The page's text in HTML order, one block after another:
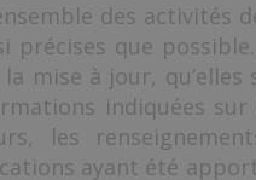
des activités de
précises que
mise à jour,
indiquées sur
les
ayant été